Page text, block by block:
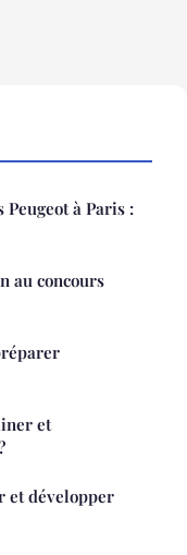
à Paris :
au concours
et
et développer